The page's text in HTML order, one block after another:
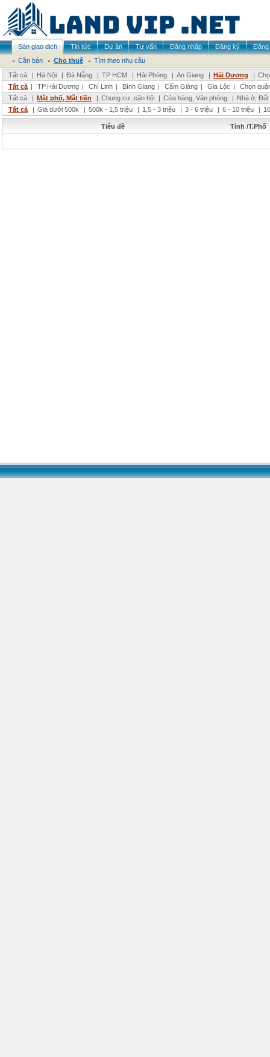
Sàn giao dịch Tin tức Dự án Tư vấn Đăng nhập Đăng ký
Đăng
Cần bán
Cho thuê
Tìm theo nhu cầu
Tất cả
| Hà Nội | Đà Nẵng | TP HCM | Hải Phòng | An Giang | Hải Dương |
Tất cả | TP.Hải Dương | Chí Linh | Bình Giang | Cẩm Giàng | Gia Lộc |
Chọn
Tất cả
| Mặt phố, Mặt tiền | Chung cư ,căn hộ | Cửa hàng, Văn phòng | Nhà ở,
Tất cả
| Giá dưới 500k | 500k - 1,5 triệu | 1,5 - 3 triệu | 3 - 6 triệu | 6 - 10 triệu |
Tiêu đề Tỉnh /T.Phố